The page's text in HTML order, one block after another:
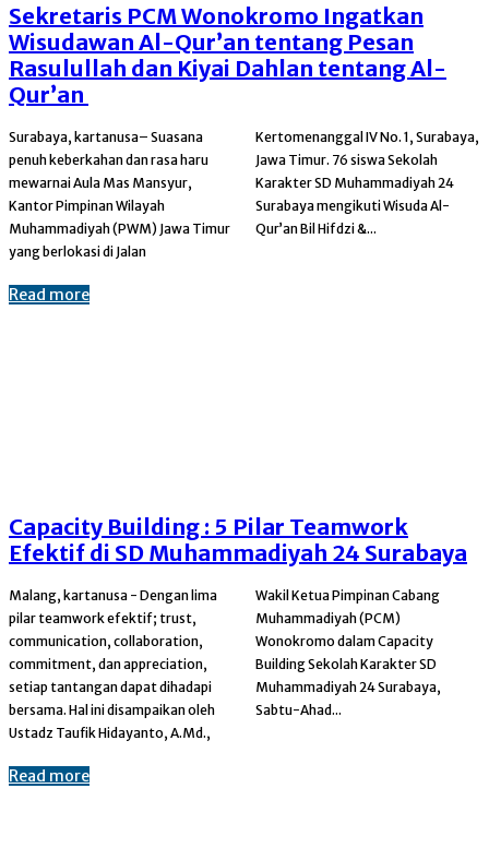
Sekretaris PCM Wonokromo Ingatkan
Wisudawan Al-Qur’an tentang Pesan
Rasulullah dan Kiyai Dahlan tentang Al-
Qur’an
Surabaya, kartanusa– Suasana
penuh keberkahan dan rasa haru
mewarnai Aula Mas Mansyur,
Kantor Pimpinan Wilayah
Muhammadiyah (PWM) Jawa Timur
yang berlokasi di Jalan
Kertomenanggal IV No. 1, Surabaya,
Jawa Timur. 76 siswa Sekolah
Karakter SD Muhammadiyah 24
Surabaya mengikuti Wisuda Al-
Qur’an Bil Hifdzi &...
Read more
Capacity Building : 5 Pilar Teamwork
Efektif di SD Muhammadiyah 24 Surabaya
Malang, kartanusa - Dengan lima
pilar teamwork efektif; trust,
communication, collaboration,
commitment, dan appreciation,
setiap tantangan dapat dihadapi
bersama. Hal ini disampaikan oleh
Ustadz Taufik Hidayanto, A.Md.,
Wakil Ketua Pimpinan Cabang
Muhammadiyah (PCM)
Wonokromo dalam Capacity
Building Sekolah Karakter SD
Muhammadiyah 24 Surabaya,
Sabtu-Ahad...
Read more